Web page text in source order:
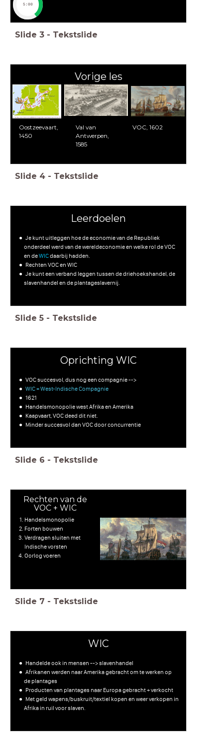
5:00
Slide 3 - Tekstslide
Vorige les
Val van
Antwerpen,
1585
Oostzeevaart,
1450
VOC, 1602
Slide 4 - Tekstslide
Leerdoelen
Je kunt uitleggen hoe de economie van de Republiek
onderdeel werd van de wereldeconomie en welke rol de VOC
en deWICdaarbij hadden.
Rechten VOC en WIC
Je kunt een verband leggen tussen de driehoekshandel, de
slavenhandel en de plantageslavernij.
Slide 5 - Tekstslide
Oprichting WIC
VOC succesvol, dus nog een compagnie -->
WIC = West-Indische Compagnie
1621
Handelsmonopolie west Afrika en Amerika
Kaapvaart, VOC deed dit niet.
Minder succesvol dan VOC door concurrentie
Slide 6 - Tekstslide
Rechten van de
VOC + WIC
Handelsmonopolie
Forten bouwen
Verdragen sluiten met
Indische vorsten
Oorlog voeren
Slide 7 - Tekstslide
WIC
Handelde ook in mensen --> slavenhandel
Afrikanen werden naar Amerika gebracht om te werken op
de plantages
Producten van plantages naar Europa gebracht + verkocht
Met geld wapens/buskruit/textiel kopen en weer verkopen in
Afrika in ruil voor slaven.